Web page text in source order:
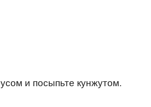
и посыпьте кунжутом.